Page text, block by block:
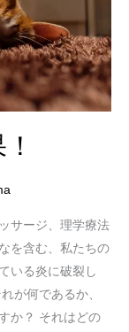
サージ、理学療法
を含む、私たちの
いる炎に破裂し
が何であるか、
か？ それはどの